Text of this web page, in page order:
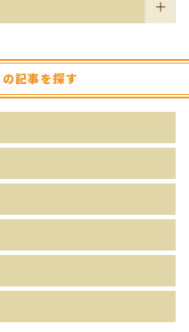
記事を探す